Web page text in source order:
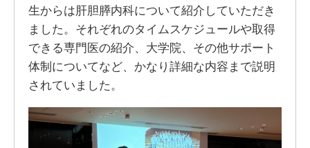
生からは肝胆膵内科について紹介していただき
ました。それぞれのタイムスケジュールや取得
できる専門医の紹介、大学院、その他サポート
体制についてなど、かなり詳細な内容まで説明
されていました。